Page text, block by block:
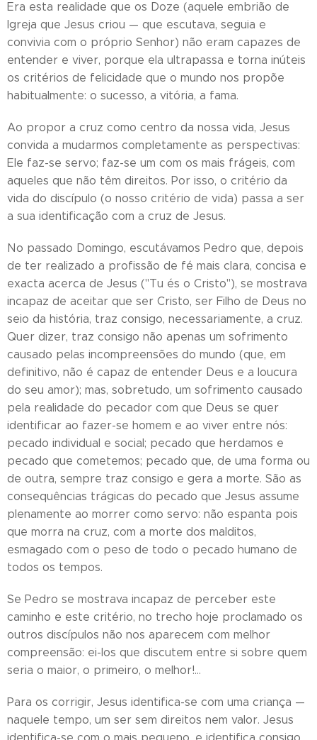
Era esta realidade que os Doze (aquele embrião de
Igreja que Jesus criou — que escutava, seguia e
convivia com o próprio Senhor) não eram capazes de
entender e viver, porque ela ultrapassa e torna inúteis
os critérios de felicidade que o mundo nos propõe
habitualmente: o sucesso, a vitória, a fama.
Ao propor a cruz como centro da nossa vida, Jesus
convida a mudarmos completamente as perspectivas:
Ele faz-se servo; faz-se um com os mais frágeis, com
aqueles que não têm direitos. Por isso, o critério da
vida do discípulo (o nosso critério de vida) passa a ser
a sua identificação com a cruz de Jesus.
No passado Domingo, escutávamos Pedro que, depois
de ter realizado a profissão de fé mais clara, concisa e
exacta acerca de Jesus ("Tu és o Cristo"), se mostrava
incapaz de aceitar que ser Cristo, ser Filho de Deus no
seio da história, traz consigo, necessariamente, a cruz.
Quer dizer, traz consigo não apenas um sofrimento
causado pelas incompreensões do mundo (que, em
definitivo, não é capaz de entender Deus e a loucura
do seu amor); mas, sobretudo, um sofrimento causado
pela realidade do pecador com que Deus se quer
identificar ao fazer-se homem e ao viver entre nós:
pecado individual e social; pecado que herdamos e
pecado que cometemos; pecado que, de uma forma ou
de outra, sempre traz consigo e gera a morte. São as
consequências trágicas do pecado que Jesus assume
plenamente ao morrer como servo: não espanta pois
que morra na cruz, com a morte dos malditos,
esmagado com o peso de todo o pecado humano de
todos os tempos.
Se Pedro se mostrava incapaz de perceber este
caminho e este critério, no trecho hoje proclamado os
outros discípulos não nos aparecem com melhor
compreensão: ei-los que discutem entre si sobre quem
seria o maior, o primeiro, o melhor!…
Para os corrigir, Jesus identifica-se com uma criança —
naquele tempo, um ser sem direitos nem valor. Jesus
identifica-se com o mais pequeno, e identifica consigo